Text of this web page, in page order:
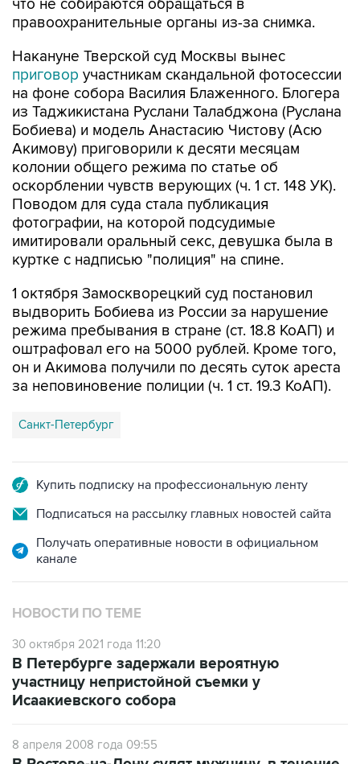
Накануне Тверской суд Москвы вынес
на фоне собора Василия Блаженного. Блогера
из Таджикистана Руслани Талабджона (Руслана
Бобиева) и модель Анастасию Чистову (Асю
Акимову) приговорили к десяти месяцам
колонии общего режима по статье об
оскорблении чувств верующих (ч. 1 ст. 148 УК).
Поводом для суда стала публикация
фотографии, на которой подсудимые
имитировали оральный секс, девушка была в
куртке с надписью "полиция" на спине.
1 октября Замоскворецкий суд постановил
режима пребывания в стране (ст. 18.8 КоАП) и
оштрафовал его на 5000 рублей. Кроме того,
он и Акимова получили по десять суток ареста
за неповиновение полиции (ч. 1 ст. 19.3 КоАП).
Санкт-Петербург
Подписаться на рассылку главных новостей сайта
Получать оперативные новости в официальном
НОВОСТИ ПО ТЕМЕ
30 октября 2021 года 11:20
участницу непристойной съемки у
Исаакиевского собора
двух лет насиловавшего малолетних девочек